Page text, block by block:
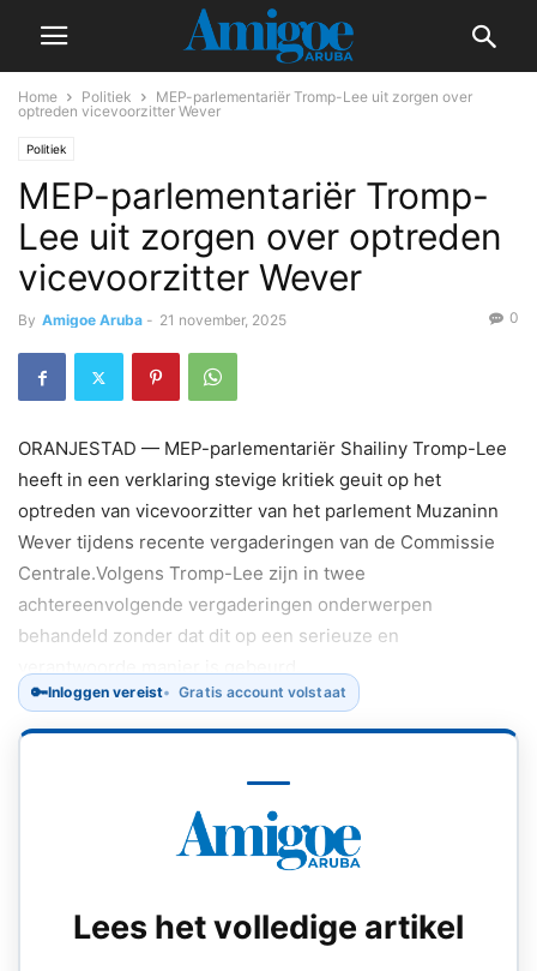
Home Politiek
MEP-parlementariër Tromp-Lee uit zorgen over
optreden vicevoorzitter Wever
Politiek
MEP-parlementariër Tromp-
Lee uit zorgen over optreden
vicevoorzitter Wever
By Amigoe Aruba - 21 november, 2025 0
ORANJESTAD — MEP-parlementariër Shailiny Tromp-Lee
heeft in een verklaring stevige kritiek geuit op het
optreden van vicevoorzitter van het parlement Muzaninn
Wever tijdens recente vergaderingen van de Commissie
Centrale.Volgens Tromp-Lee zijn in twee
achtereenvolgende vergaderingen onderwerpen
behandeld zonder dat dit op een serieuze en
🔑Inloggen vereist Gratis account volstaat
Lees het volledige artikel